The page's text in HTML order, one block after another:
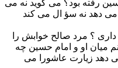
رفته بود؟ مى گوید نه مى
دهد نه سؤ ال مى كند
؟ مرد صالح خوابش را
میان او و امام حسین چه
دهد زیارت عاشورا مى